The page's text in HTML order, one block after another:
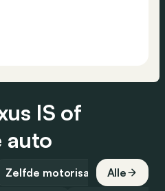
IS of
auto
Zelfde motorisatie Alle